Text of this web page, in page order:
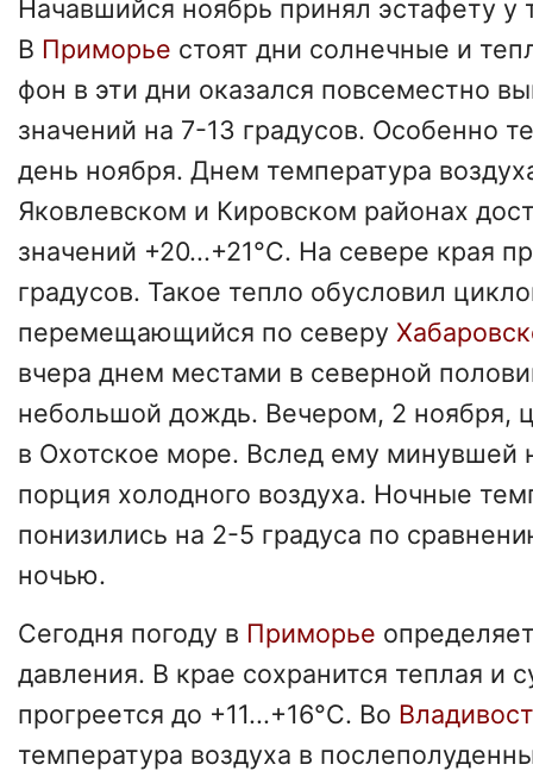
Начавшийся ноябрь принял эстафету у
В Приморье стоят дни солнечные и
фон в эти дни оказался повсеместно
значений на 7-13 градусов. Особенно
день ноября. Днем температура
Яковлевском и Кировском районах
значений +20...+21°C. На севере края
градусов. Такое тепло обусловил
перемещающийся по северу
вчера днем местами в северной
небольшой дождь. Вечером, 2 ноября,
в Охотское море. Вслед ему минувшей
порция холодного воздуха. Ночные
понизились на 2-5 градуса по
ночью.
Сегодня погоду в Приморье
давления. В крае сохранится теплая и
прогреется до +11...+16°C. Во
температура воздуха в